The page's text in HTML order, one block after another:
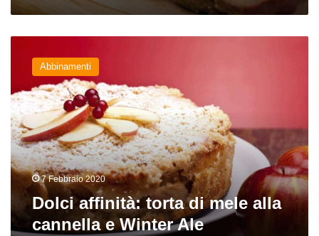
affinità:
mele
alla
cannella
Winter
Ale
Abbinamenti
7 Febbraio 2020
Dolci affinità: torta di mele alla
cannella e Winter Ale